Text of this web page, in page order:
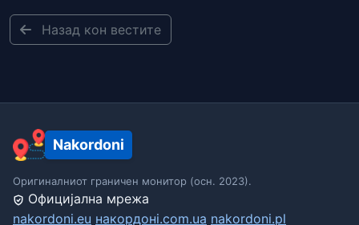
Назад кон вестите
Nakordoni
Оригиналниот граничен монитор (осн. 2023).
Официјална мрежа
nakordoni.eu накордоні.com.ua nakordoni.pl